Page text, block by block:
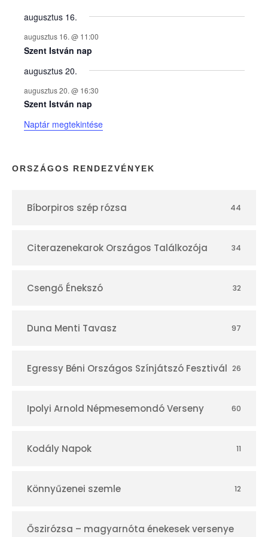
y
e
k
n
a
p
r
augusztus 16.
augusztus 16. @ 11:00
Szent István nap
augusztus 20.
augusztus 20. @ 16:30
Szent István nap
Naptár megtekintése
ORSZÁGOS RENDEZVÉNYEK
Bíborpiros szép rózsa 44
Citerazenekarok Országos Találkozója 34
Csengő Énekszó 32
Duna Menti Tavasz 97
Egressy Béni Országos Színjátszó Fesztivál 26
Ipolyi Arnold Népmesemondó Verseny 60
Kodály Napok 11
Könnyűzenei szemle 12
Őszirózsa – magyarnóta énekesek versenye